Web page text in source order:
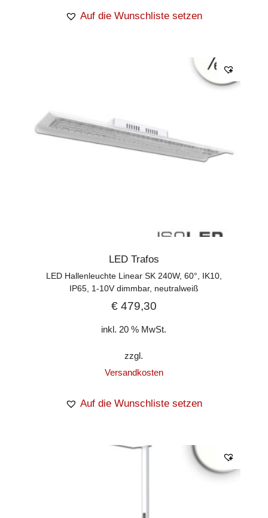
Auf die Wunschliste setzen
LED Trafos
LED Hallenleuchte Linear SK 240W, 60°, IK10,
IP65, 1-10V dimmbar, neutralweiß
€479,30
inkl. 20 % MwSt.
zzgl.
Versandkosten
Auf die Wunschliste setzen